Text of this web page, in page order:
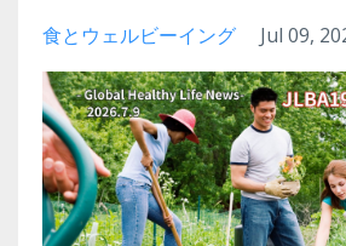
食とウェルビーイング Jul 09,